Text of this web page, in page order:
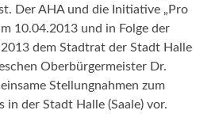
Der AHA und die Initiative „Pro
10.04.2013 und in Folge der
dem Stadtrat der Stadt Halle
Oberbürgermeister Dr.
Stellungnahmen zum
in der Stadt Halle (Saale) vor.